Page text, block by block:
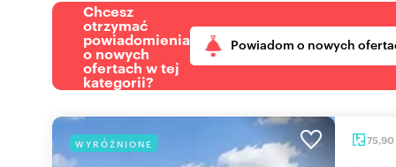
Chcesz
otrzymać
powiadomienia
o nowych
ofertach w tej
kategorii?
Powiadom o nowych
WYRÓŻNIONE 75,90